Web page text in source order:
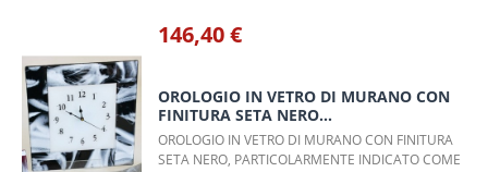
146,40 €
OROLOGIO IN VETRO DI MURANO CON
FINITURA SETA NERO...
OROLOGIO IN VETRO DI MURANO CON FINITURA
SETA NERO, PARTICOLARMENTE INDICATO COME